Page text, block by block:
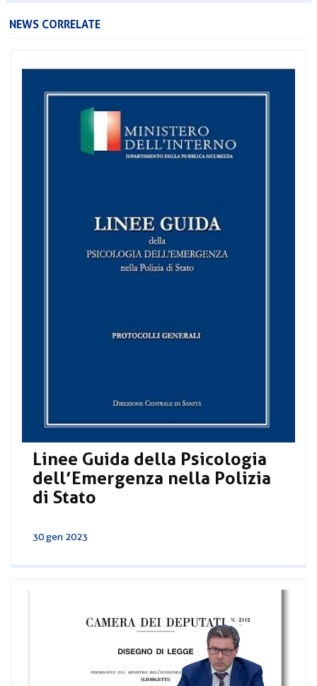
NEWS CORRELATE
Linee Guida della Psicologia
dell’Emergenza nella Polizia
di Stato
30 gen 2023